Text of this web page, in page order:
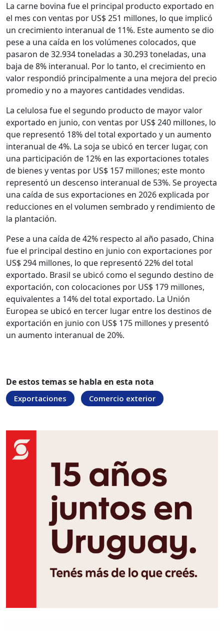
La carne bovina fue el principal producto exportado en
el mes con ventas por US$ 251 millones, lo que implicó
un crecimiento interanual de 11%. Este aumento se dio
pese a una caída en los volúmenes colocados, que
pasaron de 32.934 toneladas a 30.293 toneladas, una
baja de 8% interanual. Por lo tanto, el crecimiento en
valor respondió principalmente a una mejora del precio
promedio y no a mayores cantidades vendidas.
La celulosa fue el segundo producto de mayor valor
exportado en junio, con ventas por US$ 240 millones, lo
que representó 18% del total exportado y un aumento
interanual de 4%. La soja se ubicó en tercer lugar, con
una participación de 12% en las exportaciones totales
de bienes y ventas por US$ 157 millones; este monto
representó un descenso interanual de 53%. Se proyecta
una caída de sus exportaciones en 2026 explicada por
reducciones en el volumen sembrado y rendimiento de
la plantación.
Pese a una caída de 42% respecto al año pasado, China
fue el principal destino en junio con exportaciones por
US$ 294 millones, lo que representó 22% del total
exportado. Brasil se ubicó como el segundo destino de
exportación, con colocaciones por US$ 179 millones,
equivalentes a 14% del total exportado. La Unión
Europea se ubicó en tercer lugar entre los destinos de
exportación en junio con US$ 175 millones y presentó
un aumento interanual de 20%.
De estos temas se habla en esta nota
Exportaciones Comercio exterior